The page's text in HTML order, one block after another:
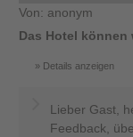
Von: anonym
Das Hotel können
Details anzeigen
Lieber Gast,
Feedback,